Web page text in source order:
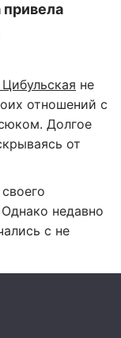
привела
не
отношений с
Долгое
от
недавно
с не